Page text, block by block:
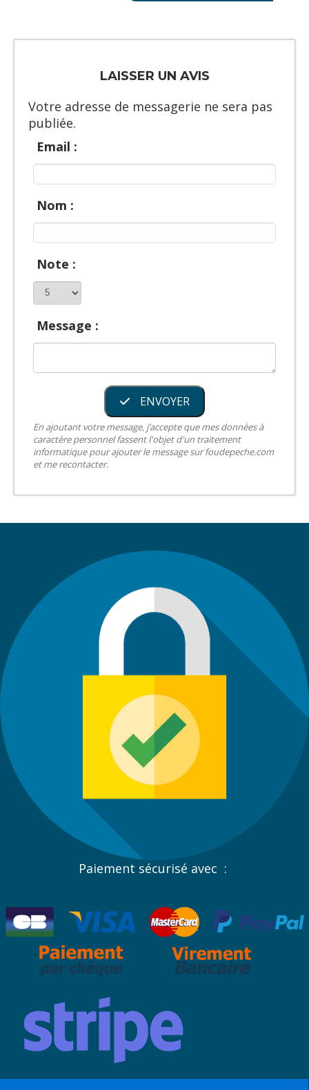
LAISSER UN AVIS
Votre adresse de messagerie ne sera pas
publiée.
Email :
Nom :
Note :
Message :
ENVOYER
En ajoutant votre message, j’accepte que mes données à
caractère personnel fassent l'objet d'un traitement
informatique pour ajouter le message sur foudepeche.com
et me recontacter.
Paiement sécurisé avec :